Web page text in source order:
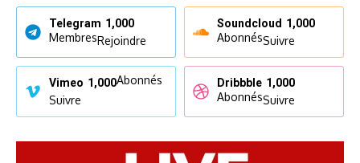
Telegram 1,000
MembresRejoindre
Soundcloud 1,000
AbonnésSuivre
Vimeo 1,000Abonnés
Suivre
Dribbble 1,000
AbonnésSuivre